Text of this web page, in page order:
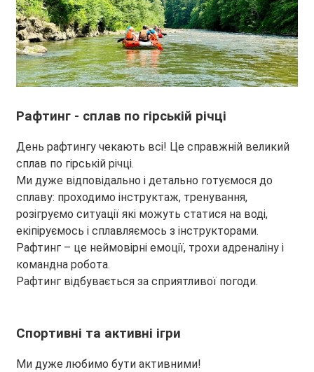
Рафтинг - сплав по гірській річці
День рафтингу чекають всі! Це справжній великий
сплав по гірській річці.
Ми дуже відповідально і детально готуємося до
сплаву: проходимо інструктаж, тренування,
розігруємо ситуації які можуть статися на воді,
екіпіруємось і сплавляємось з інструкторами.
Рафтинг – це неймовірні емоції, трохи адреналіну і
командна робота.
Рафтинг відбувається за сприятливої погоди.
Спортивні та активні ігри
Ми дуже любимо бути активними!